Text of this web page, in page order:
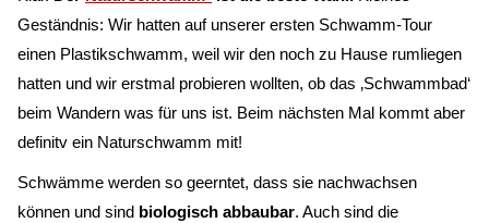
Geständnis: Wir hatten auf unserer ersten Schwamm-Tour
einen Plastikschwamm, weil wir den noch zu Hause rumliegen
hatten und wir erstmal probieren wollten, ob das ‚Schwammbad‘
beim Wandern was für uns ist. Beim nächsten Mal kommt aber
definitv ein Naturschwamm mit!
Schwämme werden so geerntet, dass sie nachwachsen
können und sind biologisch abbaubar. Auch sind die